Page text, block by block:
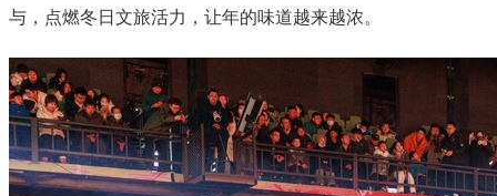
与，点燃冬日文旅活力，让年的味道越来越浓。